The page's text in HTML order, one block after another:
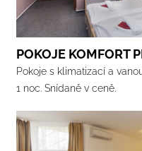
POKOJE KOMFORT
Pokoje s klimatizací a
1 noc. Snídaně v ceně.